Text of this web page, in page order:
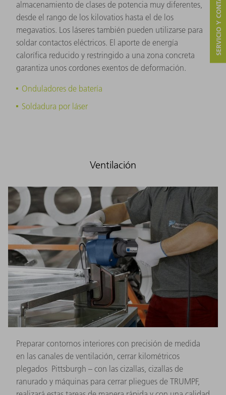
almacenamiento de clases de potencia muy diferentes,
desde el rango de los kilovatios hasta el de los
megavatios. Los láseres también pueden utilizarse para
soldar contactos eléctricos. El aporte de energía
calorífica reducido y restringido a una zona concreta
garantiza unos cordones exentos de deformación.
Onduladores de batería
Soldadura por láser
Ventilación
Preparar contornos interiores con precisión de medida
en las canales de ventilación, cerrar kilométricos
plegados Pittsburgh – con las cizallas, cizallas de
ranurado y máquinas para cerrar pliegues de TRUMPF,
SERVICIO Y CONTACTO